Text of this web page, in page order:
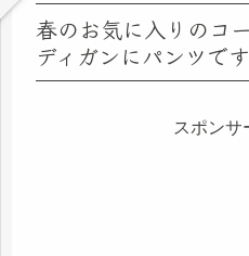
春のお気に入りのコ
ディガンにパンツで
スポンサ